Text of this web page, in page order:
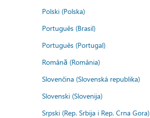
Polski (Polska)
Português (Brasil)
Português (Portugal)
Română (România)
Slovenčina (Slovenská republika)
Slovenski (Slovenija)
Srpski (Rep. Srbija i Rep. Crna Gora)